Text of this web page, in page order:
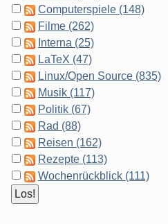
Computerspiele (148)
Filme (262)
Interna (25)
LaTeX (47)
Linux/Open Source (835)
Musik (117)
Politik (67)
Rad (88)
Reisen (162)
Rezepte (113)
Wochenrückblick (111)